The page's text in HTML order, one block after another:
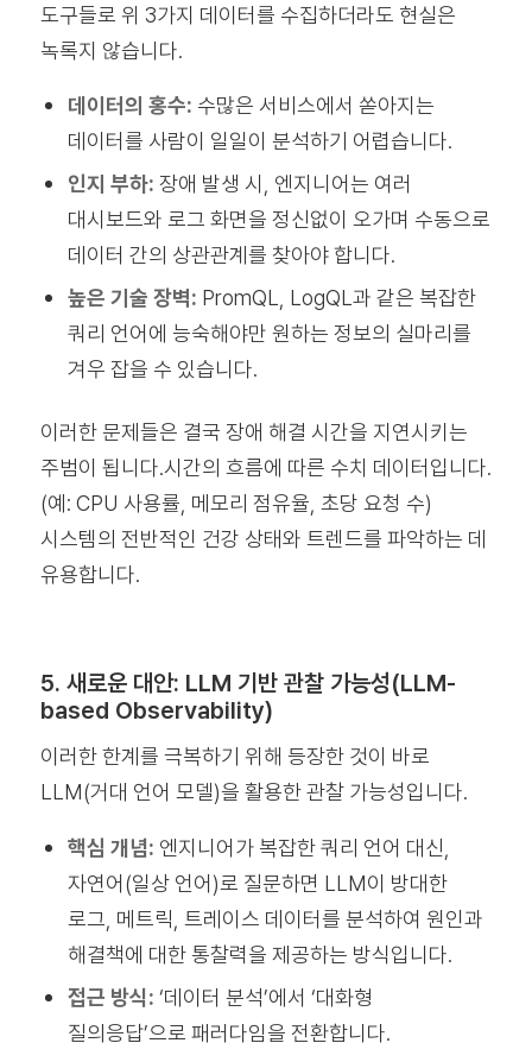
도구들로 위 3가지 데이터를 수집하더라도 현실은
녹록지 않습니다.
데이터의 홍수: 수많은 서비스에서 쏟아지는
데이터를 사람이 일일이 분석하기 어렵습니다.
인지 부하: 장애 발생 시, 엔지니어는 여러
대시보드와 로그 화면을 정신없이 오가며 수동으로
데이터 간의 상관관계를 찾아야 합니다.
높은 기술 장벽: PromQL, LogQL과 같은 복잡한
쿼리 언어에 능숙해야만 원하는 정보의 실마리를
겨우 잡을 수 있습니다.
이러한 문제들은 결국 장애 해결 시간을 지연시키는
주범이 됩니다.시간의 흐름에 따른 수치 데이터입니다.
(예: CPU 사용률, 메모리 점유율, 초당 요청 수)
시스템의 전반적인 건강 상태와 트렌드를 파악하는 데
유용합니다.
5. 새로운 대안: LLM 기반 관찰 가능성(LLM-
based Observability)
이러한 한계를 극복하기 위해 등장한 것이 바로
LLM(거대 언어 모델)을 활용한 관찰 가능성입니다.
핵심 개념: 엔지니어가 복잡한 쿼리 언어 대신,
자연어(일상 언어)로 질문하면 LLM이 방대한
로그, 메트릭, 트레이스 데이터를 분석하여 원인과
해결책에 대한 통찰력을 제공하는 방식입니다.
접근 방식: ‘데이터 분석’에서 ‘대화형
질의응답’으로 패러다임을 전환합니다.